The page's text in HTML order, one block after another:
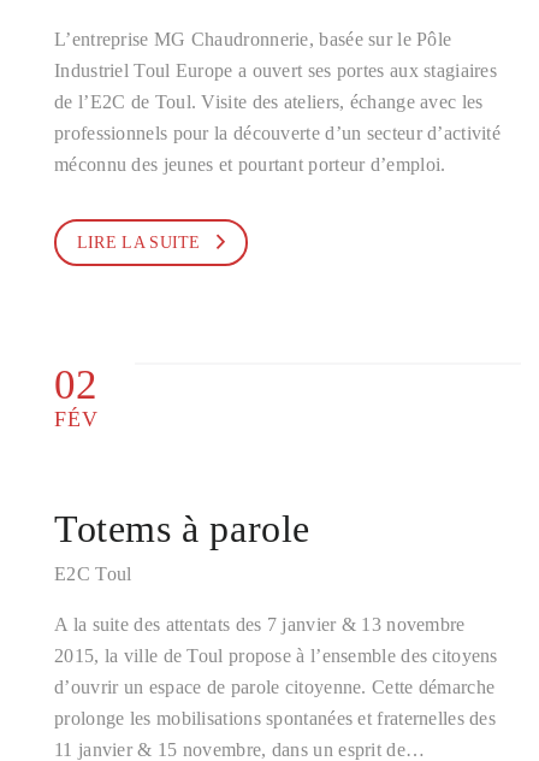
L’entreprise MG Chaudronnerie, basée sur le Pôle
Industriel Toul Europe a ouvert ses portes aux stagiaires
de l’E2C de Toul. Visite des ateliers, échange avec les
professionnels pour la découverte d’un secteur d’activité
méconnu des jeunes et pourtant porteur d’emploi.
LIRE LA SUITE
02
FÉV
Totems à parole
E2C Toul
A la suite des attentats des 7 janvier & 13 novembre
2015, la ville de Toul propose à l’ensemble des citoyens
d’ouvrir un espace de parole citoyenne. Cette démarche
prolonge les mobilisations spontanées et fraternelles des
11 janvier & 15 novembre, dans un esprit de…